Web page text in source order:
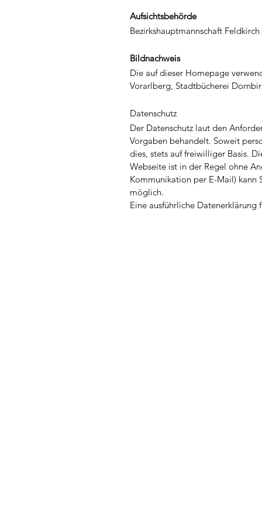
Aufsichtsbehörde
Bezirkshauptmannschaft Feldkirch
Bildnachweis
Die auf dieser Homepage
Vorarlberg, Stadtbücherei
Datenschutz
Der Datenschutz laut den
Vorgaben behandelt. Soweit
dies, stets auf freiwilliger Basis.
Webseite ist in der Regel ohne
Kommunikation per E-Mail) kann
möglich.
Eine ausführliche Datenerklärung